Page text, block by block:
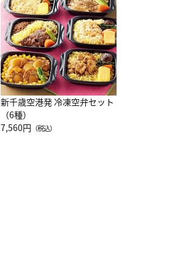
新千歳空港発 冷凍空弁セット
（6種）
7,560円 （税込）